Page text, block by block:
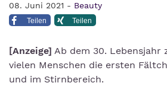
08. Juni 2021 - Beauty
Teilen Teilen
[Anzeige] Ab dem 30. Lebensjahr
vielen Menschen die ersten
und im Stirnbereich.